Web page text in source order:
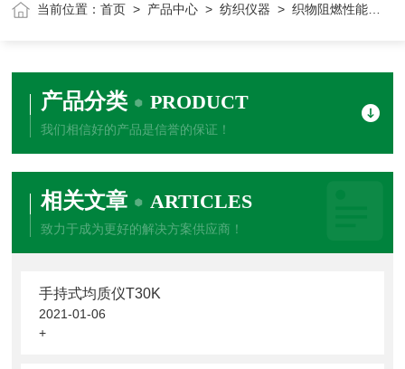
当前位置：首页 > 产品中心 >纺织仪器 > 织物阻燃性能测试仪
产品分类 PRODUCT
我们相信好的产品是信誉的保证！
相关文章 ARTICLES
致力于成为更好的解决方案供应商！
手持式均质仪T30K
2021-01-06
+